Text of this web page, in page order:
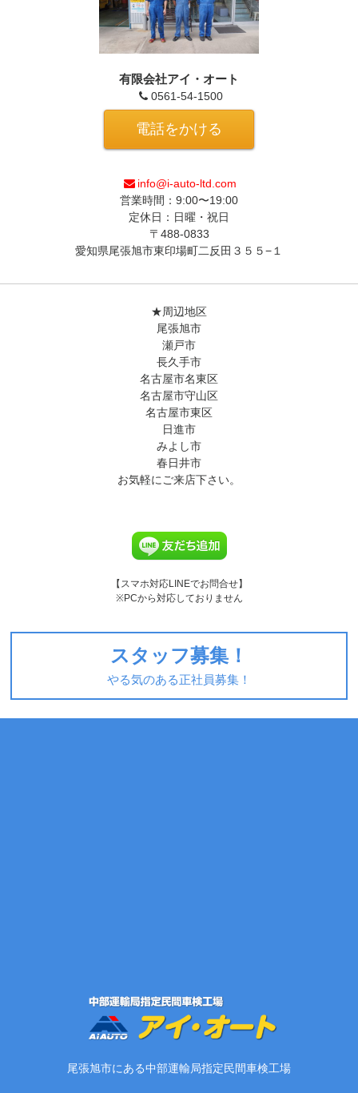
有限会社アイ・オート
0561-54-1500
電話をかける
info@i-auto-ltd.com
営業時間：9:00〜19:00
定休日：日曜・祝日
〒488-0833
愛知県尾張旭市東印場町二反田３５５−１
★周辺地区
尾張旭市
瀬戸市
長久手市
名古屋市名東区
名古屋市守山区
名古屋市東区
日進市
みよし市
春日井市
お気軽にご来店下さい。
【スマホ対応LINEでお問合せ】
※PCから対応しておりません
スタッフ募集！
やる気のある正社員募集！
尾張旭市にある中部運輸局指定民間車検工場